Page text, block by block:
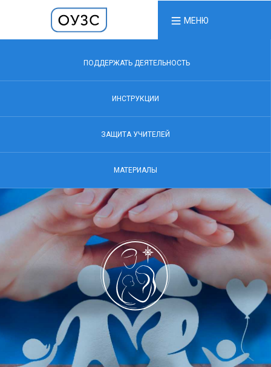
МЕНЮ
ПОДДЕРЖАТЬ ДЕЯТЕЛЬНОСТЬ
ИНСТРУКЦИИ
ЗАЩИТА УЧИТЕЛЕЙ
МАТЕРИАЛЫ